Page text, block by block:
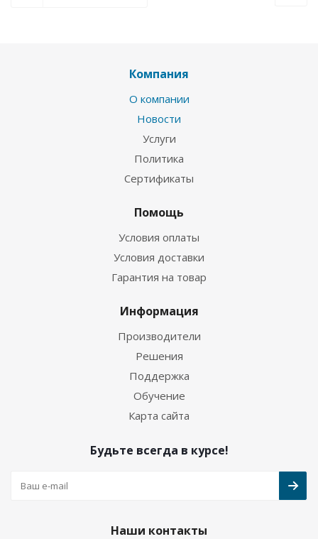
Компания
О компании
Новости
Услуги
Политика
Сертификаты
Помощь
Условия оплаты
Условия доставки
Гарантия на товар
Информация
Производители
Решения
Поддержка
Обучение
Карта сайта
Будьте всегда в курсе!
Наши контакты